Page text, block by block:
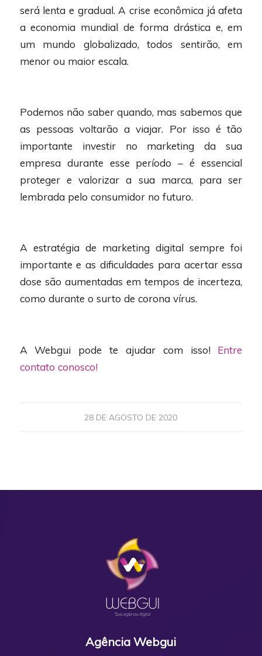
será lenta e gradual. A crise econômica já afeta
a economia mundial de forma drástica e, em
um mundo globalizado, todos sentirão, em
menor ou maior escala.
Podemos não saber quando, mas sabemos que
as pessoas voltarão a viajar. Por isso é tão
importante investir no marketing da sua
empresa durante esse período – é essencial
proteger e valorizar a sua marca, para ser
lembrada pelo consumidor no futuro.
A estratégia de marketing digital sempre foi
importante e as dificuldades para acertar essa
dose são aumentadas em tempos de incerteza,
como durante o surto de corona vírus.
A Webgui pode te ajudar com isso! Entre
contato conosco!
28 DE AGOSTO DE 2020
Agência Webgui